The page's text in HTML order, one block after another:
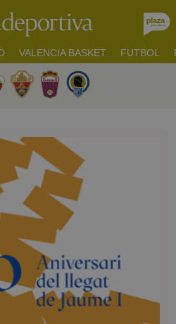
VALENCIA BASKET FUTBOL